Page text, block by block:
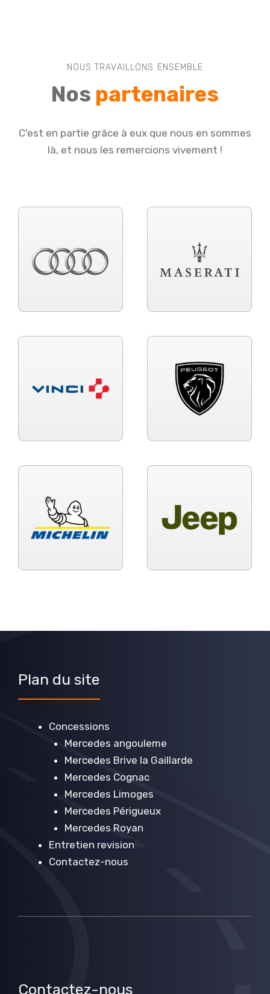
NOUS TRAVAILLONS ENSEMBLE
Nos partenaires
C'est en partie grâce à eux que nous en sommes
là, et nous les remercions vivement !
Plan du site
Concessions
Mercedes angouleme
Mercedes Brive la Gaillarde
Mercedes Cognac
Mercedes Limoges
Mercedes Périgueux
Mercedes Royan
Entretien revision
Contactez-nous
Contactez-nous